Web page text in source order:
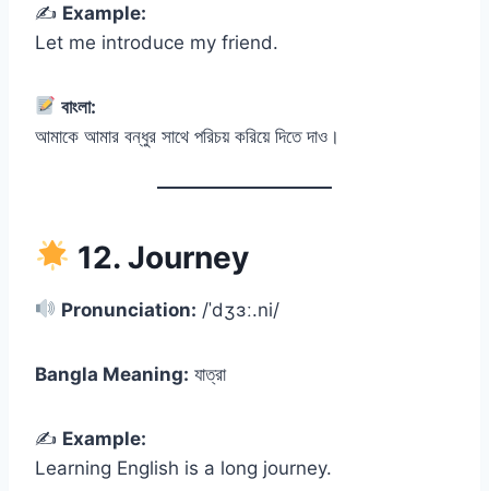
✍️ Example:
Let me introduce my friend.
বাংলা:
আমাকে আমার বন্ধুর সাথে পরিচয় করিয়ে দিতে দাও।
12. Journey
Pronunciation: /ˈdʒɜː.ni/
Bangla Meaning: যাত্রা
✍️ Example:
Learning English is a long journey.